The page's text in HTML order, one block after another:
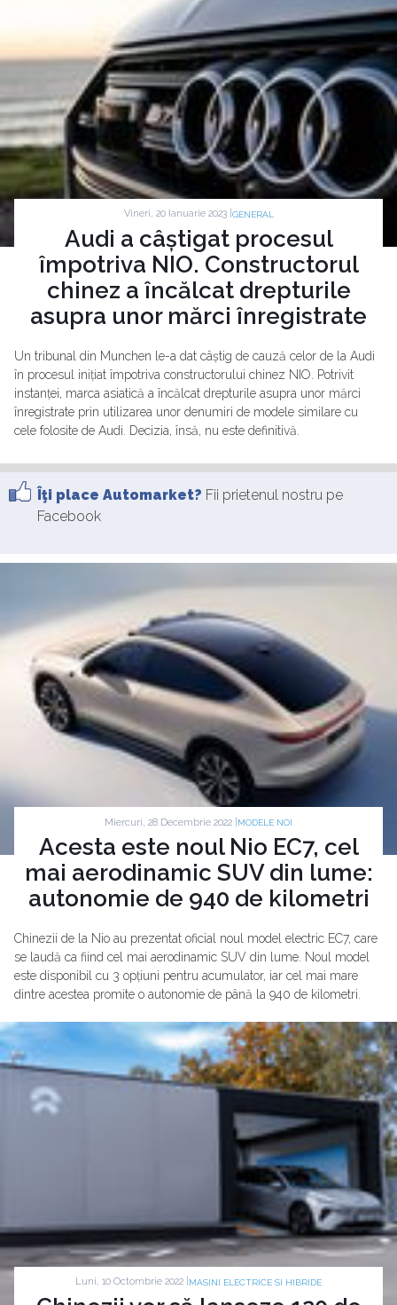
Vineri, 20 Ianuarie 2023 | GENERAL
Audi a câștigat procesul
împotriva NIO. Constructorul
chinez a încălcat drepturile
asupra unor mărci înregistrate
Un tribunal din Munchen le-a dat câștig de cauză celor de la Audi
în procesul inițiat împotriva constructorului chinez NIO. Potrivit
instanței, marca asiatică a încălcat drepturile asupra unor mărci
înregistrate prin utilizarea unor denumiri de modele similare cu
cele folosite de Audi. Decizia, însă, nu este definitivă.
Îţi place Automarket? Fii prietenul nostru pe
Facebook
Miercuri, 28 Decembrie 2022 | MODELE NOI
Acesta este noul Nio EC7, cel
mai aerodinamic SUV din lume:
autonomie de 940 de kilometri
Chinezii de la Nio au prezentat oficial noul model electric EC7, care
se laudă ca fiind cel mai aerodinamic SUV din lume. Noul model
este disponibil cu 3 opțiuni pentru acumulator, iar cel mai mare
dintre acestea promite o autonomie de până la 940 de kilometri.
Luni, 10 Octombrie 2022 | MASINI ELECTRICE SI HIBRIDE